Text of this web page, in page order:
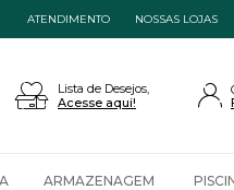
ATENDIMENTO NOSSAS LOJAS
Lista de Desejos,
Acesse aqui!
ARMAZENAGEM